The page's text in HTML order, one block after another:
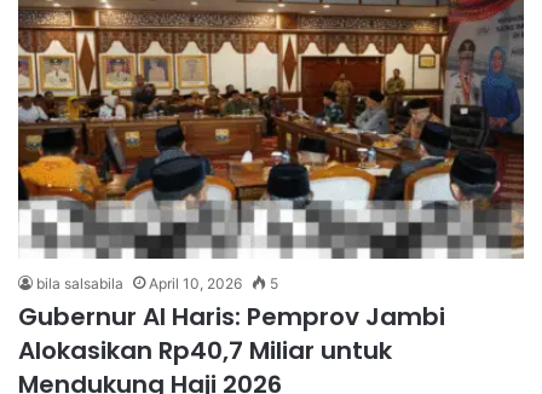
bila salsabila April 10, 2026 5
Gubernur Al Haris: Pemprov Jambi
Alokasikan Rp40,7 Miliar untuk
Mendukung Haji 2026